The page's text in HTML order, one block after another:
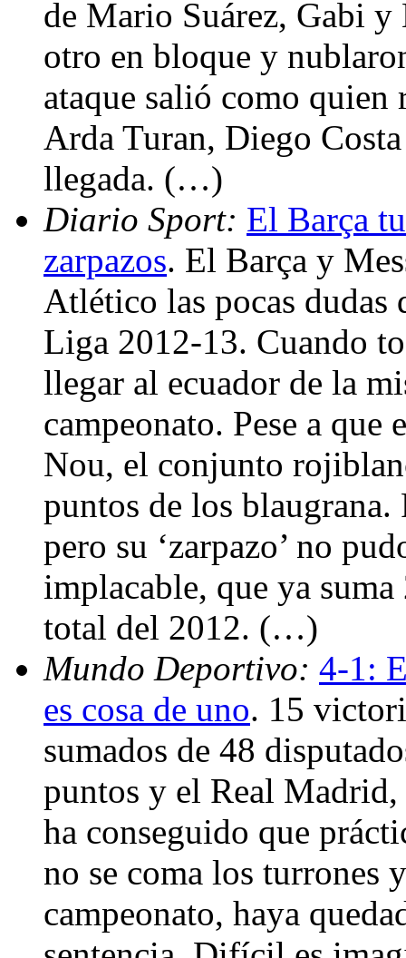
de Mario Suárez, Gabi
otro en bloque y
ataque salió como quien
Arda Turan, Diego
llegada. (…)
Diario Sport: El Barça
zarpazos. El Barça y
Atlético las pocas dudas
Liga 2012-13. Cuando
llegar al ecuador de la
campeonato. Pese a
Nou, el conjunto
puntos de los
pero su ‘zarpazo’ no
implacable, que ya
total del 2012. (…)
Mundo Deportivo: 4-1:
es cosa de uno. 15
sumados de 48
puntos y el Real
ha conseguido que
no se coma los turrones
campeonato, haya